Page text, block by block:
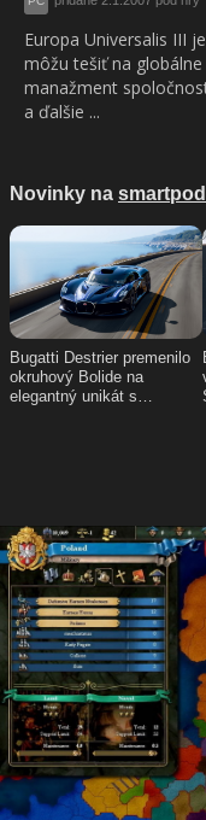
Europa Universalis III
môžu tešiť na
manažment
a ďalšie ...